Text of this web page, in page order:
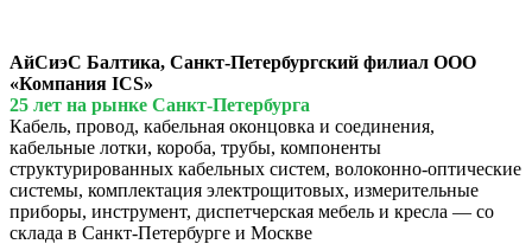
АйСиэС Балтика, Санкт-Петербургский филиал ООО
«Компания ICS»
25 лет на рынке Санкт-Петербурга
Кабель, провод, кабельная оконцовка и соединения,
кабельные лотки, короба, трубы, компоненты
структурированных кабельных систем, волоконно-оптические
системы, комплектация электрощитовых, измерительные
приборы, инструмент, диспетчерская мебель и кресла — со
склада в Санкт-Петербурге и Москве